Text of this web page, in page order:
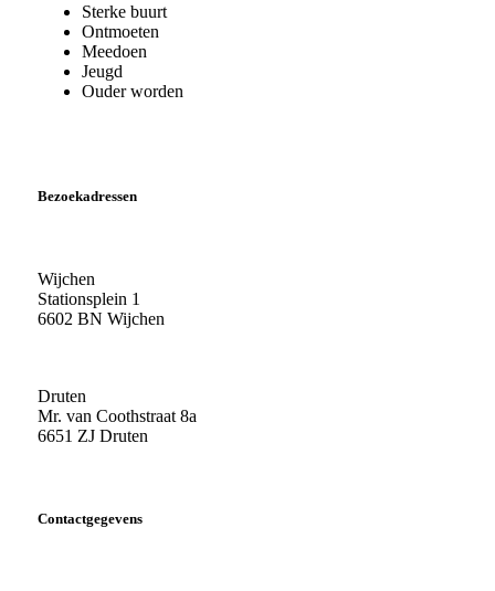
Sterke buurt
Ontmoeten
Meedoen
Jeugd
Ouder worden
Bezoekadressen
Wijchen
Stationsplein 1
6602 BN Wijchen
Druten
Mr. van Coothstraat 8a
6651 ZJ Druten
Contactgegevens